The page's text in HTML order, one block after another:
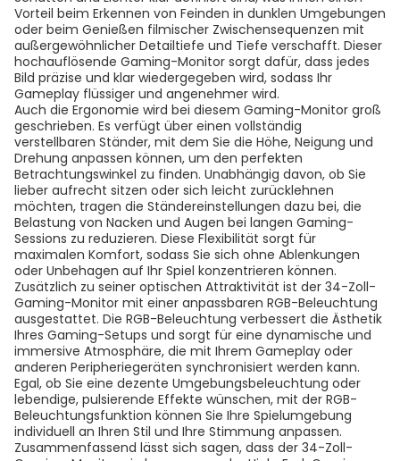
Vorteil beim Erkennen von Feinden in dunklen Umgebungen
oder beim Genießen filmischer Zwischensequenzen mit
außergewöhnlicher Detailtiefe und Tiefe verschafft. Dieser
hochauflösende Gaming-Monitor sorgt dafür, dass jedes
Bild präzise und klar wiedergegeben wird, sodass Ihr
Gameplay flüssiger und angenehmer wird.
Auch die Ergonomie wird bei diesem Gaming-Monitor groß
geschrieben. Es verfügt über einen vollständig
verstellbaren Ständer, mit dem Sie die Höhe, Neigung und
Drehung anpassen können, um den perfekten
Betrachtungswinkel zu finden. Unabhängig davon, ob Sie
lieber aufrecht sitzen oder sich leicht zurücklehnen
möchten, tragen die Ständereinstellungen dazu bei, die
Belastung von Nacken und Augen bei langen Gaming-
Sessions zu reduzieren. Diese Flexibilität sorgt für
maximalen Komfort, sodass Sie sich ohne Ablenkungen
oder Unbehagen auf Ihr Spiel konzentrieren können.
Zusätzlich zu seiner optischen Attraktivität ist der 34-Zoll-
Gaming-Monitor mit einer anpassbaren RGB-Beleuchtung
ausgestattet. Die RGB-Beleuchtung verbessert die Ästhetik
Ihres Gaming-Setups und sorgt für eine dynamische und
immersive Atmosphäre, die mit Ihrem Gameplay oder
anderen Peripheriegeräten synchronisiert werden kann.
Egal, ob Sie eine dezente Umgebungsbeleuchtung oder
lebendige, pulsierende Effekte wünschen, mit der RGB-
Beleuchtungsfunktion können Sie Ihre Spielumgebung
individuell an Ihren Stil und Ihre Stimmung anpassen.
Zusammenfassend lässt sich sagen, dass der 34-Zoll-